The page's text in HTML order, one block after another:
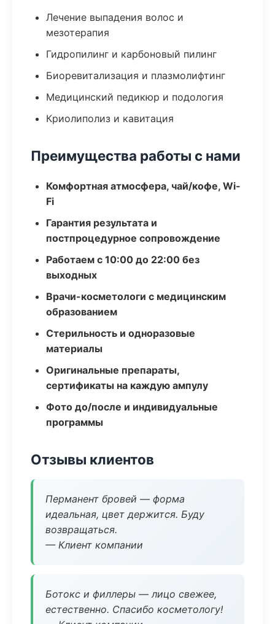
Лечение выпадения волос и
мезотерапия
Гидропилинг и карбоновый пилинг
Биоревитализация и плазмолифтинг
Медицинский педикюр и подология
Криолиполиз и кавитация
Преимущества работы с нами
Комфортная атмосфера, чай/кофе, Wi-
Fi
Гарантия результата и
постпроцедурное сопровождение
Работаем с 10:00 до 22:00 без
выходных
Врачи-косметологи с медицинским
образованием
Стерильность и одноразовые
материалы
Оригинальные препараты,
сертификаты на каждую ампулу
Фото до/после и индивидуальные
программы
Отзывы клиентов
Перманент бровей — форма
идеальная, цвет держится. Буду
возвращаться.
— Клиент компании
Ботокс и филлеры — лицо свежее,
естественно. Спасибо косметологу!